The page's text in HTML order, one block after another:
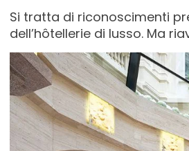
Si tratta di riconoscimenti
dell’hôtellerie di lusso. Ma